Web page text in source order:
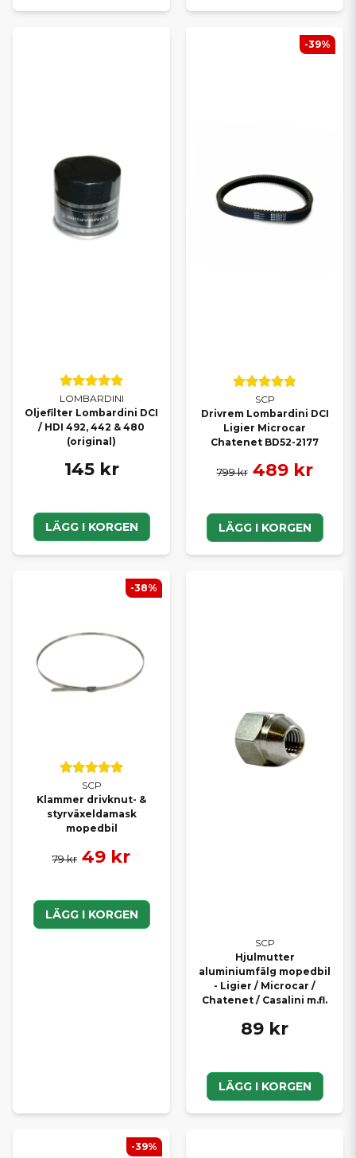
LOMBARDINI
Oljefilter Lombardini DCI
/ HDI 492, 442 & 480
(original)
145 kr
LÄGG I KORGEN
SCP
Drivrem Lombardini DCI
Ligier Microcar
Chatenet BD52-2177
799 kr 489 kr
LÄGG I KORGEN
-39%
SCP
Klammer drivknut- &
styrväxeldamask
mopedbil
79 kr 49 kr
LÄGG I KORGEN
-38%
SCP
Hjulmutter
aluminiumfälg mopedbil
- Ligier / Microcar /
Chatenet / Casalini m.fl.
89 kr
LÄGG I KORGEN
-39%